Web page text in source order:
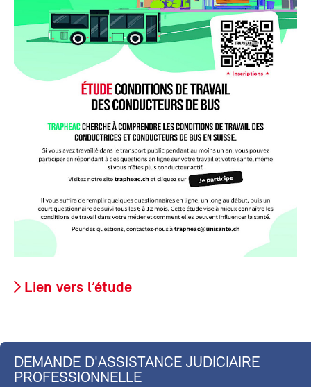
Lien vers l’étude
DEMANDE D'ASSISTANCE JUDICIAIRE
PROFESSIONNELLE